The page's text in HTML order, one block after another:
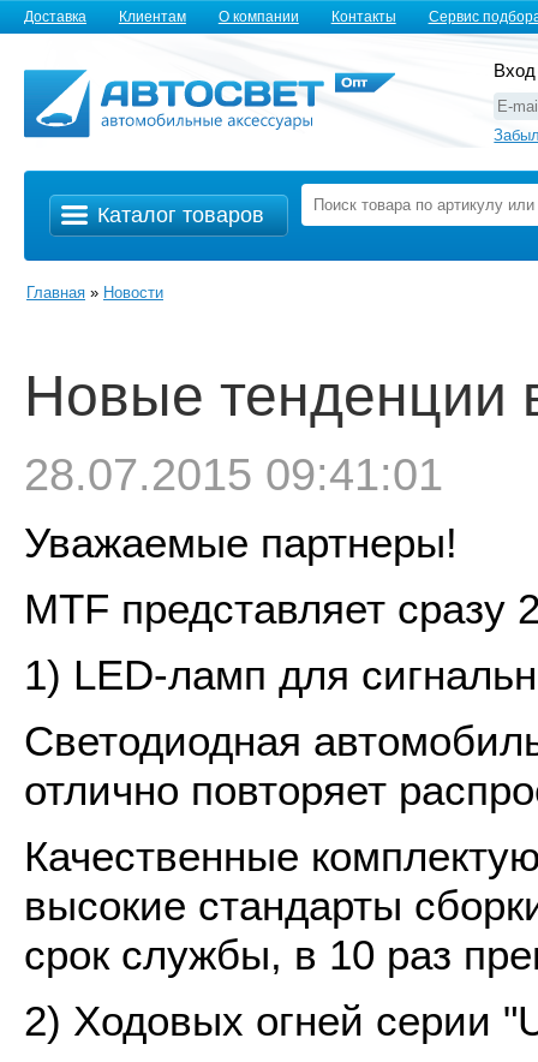
Доставка Клиентам О компании Контакты Сервис
Каталог товаров
Главная » Новости
Новые тенденции
28.07.2015 09:41:01
Уважаемые партнеры!
MTF представляет сразу
1) LED-ламп для
Светодиодная
отлично повторяет
Качественные
высокие стандарты
срок службы, в 10 раз
2) Ходовых огней серии